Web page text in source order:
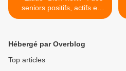
seniors positifs, actifs et
organisés
Hébergé par Overblog
Top articles